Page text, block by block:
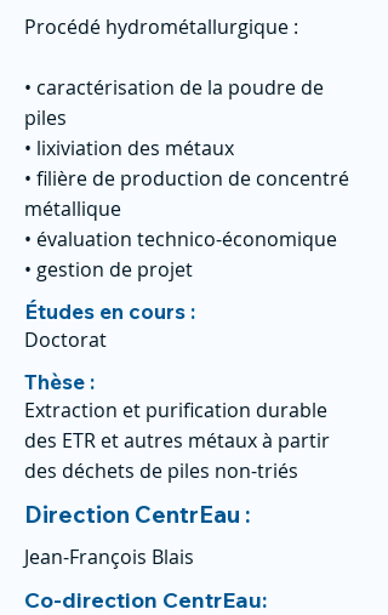
Procédé hydrométallurgique :
• caractérisation de la poudre de
piles
• lixiviation des métaux
• filière de production de concentré
métallique
• évaluation technico-économique
• gestion de projet
Études en cours :
Doctorat
Thèse :
Extraction et purification durable
des ETR et autres métaux à partir
des déchets de piles non-triés
Direction CentrEau :
Jean-François Blais
Co-direction CentrEau: